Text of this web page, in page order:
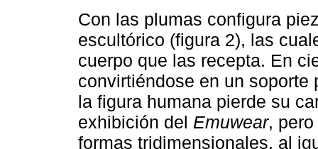
Con las plumas configura
escultórico (figura 2), las
cuerpo que las recepta. En
convirtiéndose en un
la figura humana pierde su
exhibición del Emuwear,
formas tridimensionales, al